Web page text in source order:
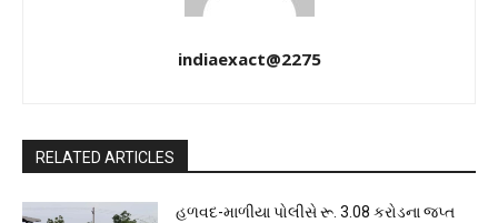
indiaexact@2275
RELATED ARTICLES
હળવદ-માળીયા પોલીસે રૂ. 3.08 કરોડના જપ્ત